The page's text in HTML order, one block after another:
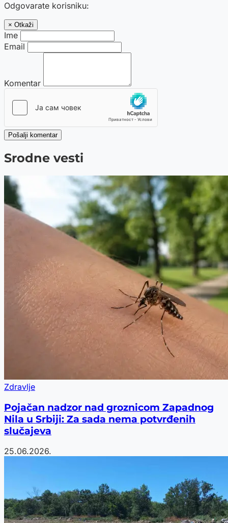
Odgovarate korisniku:
× Otkaži
Ime
Email
Komentar
Pošalji komentar
Srodne vesti
Zdravlje
Pojačan nadzor nad groznicom Zapadnog
Nila u Srbiji: Za sada nema potvrđenih
slučajeva
25.06.2026.